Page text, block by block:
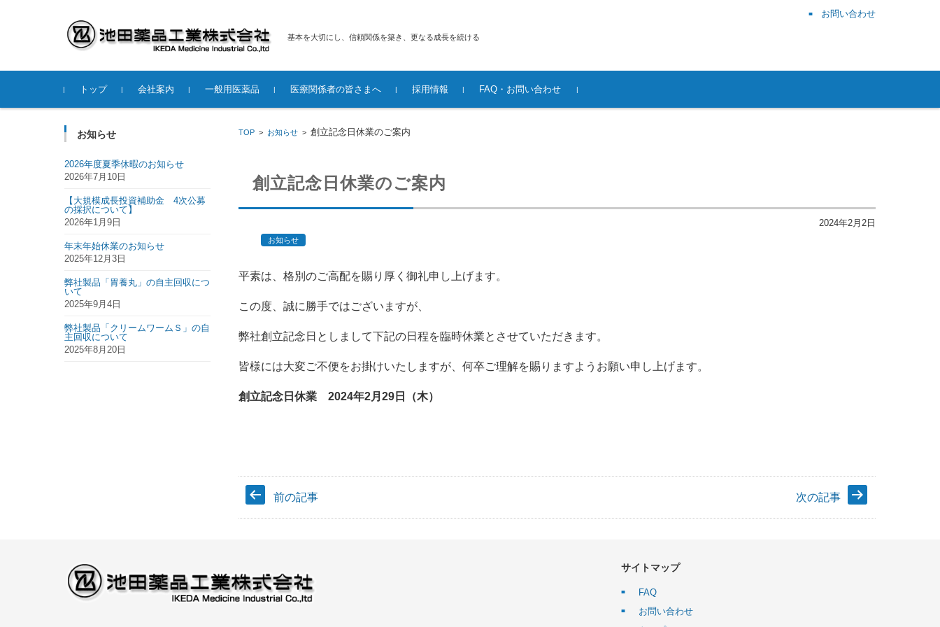
基本を大切にし、信頼関係を築き、更なる成長を続ける
お問い合わせ
コンテンツに移動
トップ 会社案内 一般用医薬品 医療関係者の皆さまへ 採用情報 FAQ・お問い合わせ
TOP> お知らせ> 創立記念日休業のご案内
創立記念日休業のご案内
2024年2月2日
お知らせ
平素は、格別のご高配を賜り厚く御礼申し上げます。
この度、誠に勝手ではございますが、
弊社創立記念日としまして下記の日程を臨時休業とさせていただきます。
皆様には大変ご不便をお掛けいたしますが、何卒ご理解を賜りますようお願い申し上げます。
創立記念日休業 2024年2月29日（木）
前の記事 次の記事
お知らせ
2026年度夏季休暇のお知らせ
2026年7月10日
【大規模成長投資補助金 4次公募
の採択について】
2026年1月9日
年末年始休業のお知らせ
2025年12月3日
弊社製品「胃養丸」の自主回収につ
いて
2025年9月4日
弊社製品「クリームワームＳ」の自
主回収について
2025年8月20日
サイトマップ
FAQ
お問い合わせ